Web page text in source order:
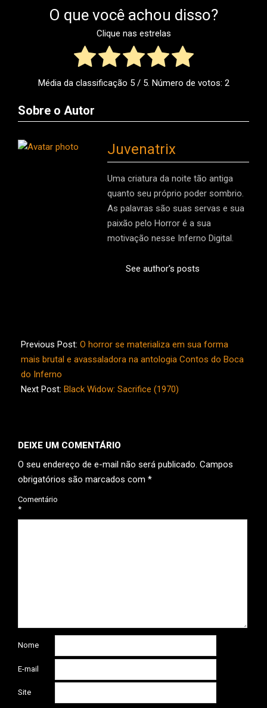
O que você achou disso?
Clique nas estrelas
Média da classificação 5/ 5. Número de votos: 2
Sobre o Autor
Juvenatrix
Uma criatura da noite tão antiga
quanto seu próprio poder sombrio.
As palavras são suas servas e sua
paixão pelo Horror é a sua
motivação nesse Inferno Digital.
See author's posts
06-
04
Previous Post: O horror se materializa em sua forma
mais brutal e avassaladora na antologia Contos do Boca
do Inferno
Next Post: Black Widow: Sacrifice (1970)
DEIXE UM COMENTÁRIO
O seu endereço de e-mail não será publicado. Campos
obrigatórios são marcados com *
Comentário
*
Nome
E-mail
Site